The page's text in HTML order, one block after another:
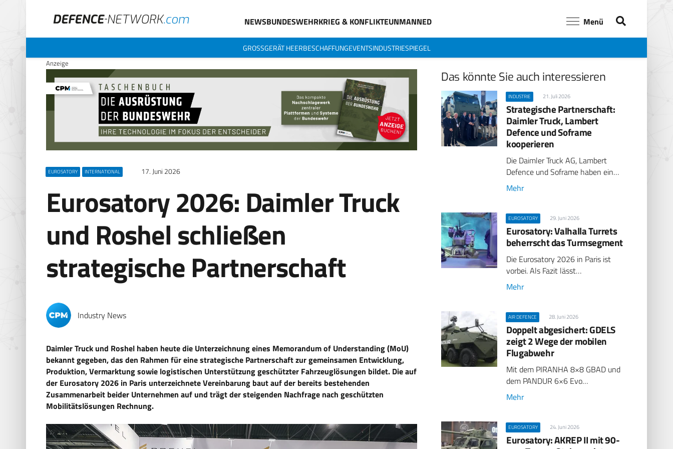
NEWSBUNDESWEHRKRIEG & KONFLIKTEUNMANNED Menü
GROSSGERÄT HEERBESCHAFFUNGEVENTSINDUSTRIESPIEGEL
Anzeige
EUROSATORY INTERNATIONAL 17. Juni 2026
Eurosatory 2026: Daimler Truck
und Roshel schließen
strategische Partnerschaft
Industry News
Daimler Truck und Roshel haben heute die Unterzeichnung eines Memorandum of Understanding (MoU)
bekannt gegeben, das den Rahmen für eine strategische Partnerschaft zur gemeinsamen Entwicklung,
Produktion, Vermarktung sowie logistischen Unterstützung geschützter Fahrzeuglösungen bildet. Die auf
der Eurosatory 2026 in Paris unterzeichnete Vereinbarung baut auf der bereits bestehenden
Zusammenarbeit beider Unternehmen auf und trägt der steigenden Nachfrage nach geschützten
Mobilitätslösungen Rechnung.
Das könnte Sie auch interessieren
INDUSTRIE 21. Juli 2026
Strategische Partnerschaft:
Daimler Truck, Lambert
Defence und Soframe
kooperieren
Die Daimler Truck AG, Lambert
Defence und Soframe haben ein…
Mehr
EUROSATORY 29. Juni 2026
Eurosatory: Valhalla Turrets
beherrscht das Turmsegment
Die Eurosatory 2026 in Paris ist
vorbei. Als Fazit lässt…
Mehr
AIR DEFENCE 28. Juni 2026
Doppelt abgesichert: GDELS
zeigt 2 Wege der mobilen
Flugabwehr
Mit dem PIRANHA 8×8 GBAD und
dem PANDUR 6×6 Evo…
Mehr
EUROSATORY 24. Juni 2026
Eurosatory: AKREP II mit 90-